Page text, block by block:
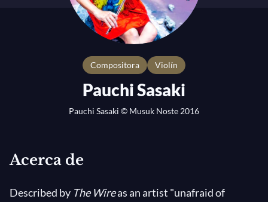
compositora Violín
Pauchi Sasaki
Pauchi Sasaki © Musuk Noste 2016
Acerca de
Described by The Wireas an artist "unafraid of